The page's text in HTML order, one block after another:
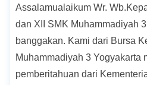
Assalamualaikum Wr.
dan XII SMK Muhammadiyah
banggakan. Kami dari Bursa
Muhammadiyah 3 Yogyakarta
pemberitahuan dari